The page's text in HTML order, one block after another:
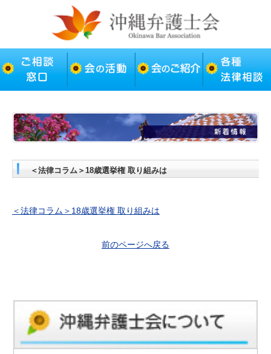
＜法律コラム＞18歳選挙権 取り組みは
＜法律コラム＞18歳選挙権 取り組みは
前のページへ戻る